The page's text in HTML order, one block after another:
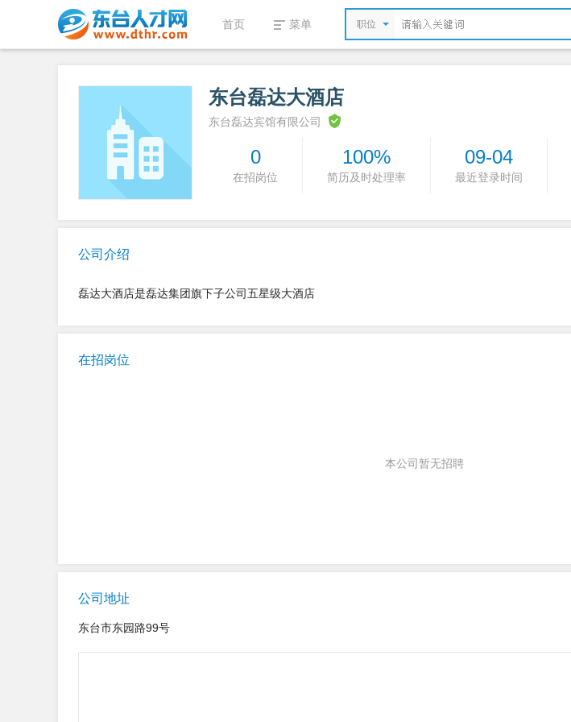
首页 菜单 职位
东台磊达大酒店
东台磊达宾馆有限公司
0
在招岗位
100%
简历及时处理率
09-04
最近登录时间
公司介绍
磊达大酒店是磊达集团旗下子公司五星级大酒店
在招岗位
本公司暂无招聘
公司地址
东台市东园路99号